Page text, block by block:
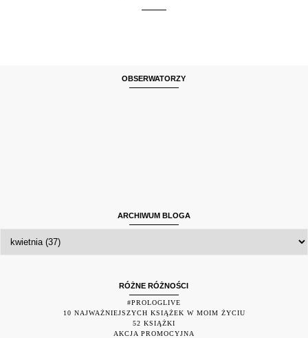
OBSERWATORZY
ARCHIWUM BLOGA
RÓŻNE RÓŻNOŚCI
#PROLOGLIVE
10 NAJWAŻNIEJSZYCH KSIĄŻEK W MOIM ŻYCIU
52 KSIĄŻKI
AKCJA PROMOCYJNA